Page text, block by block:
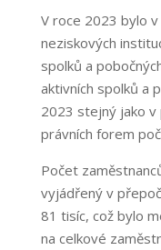
V roce 2023 bylo
neziskových
spolků a
aktivních spolků a
2023 stejný jako v
právních forem
Počet
vyjádřený v
81 tisíc, což bylo
na celkové